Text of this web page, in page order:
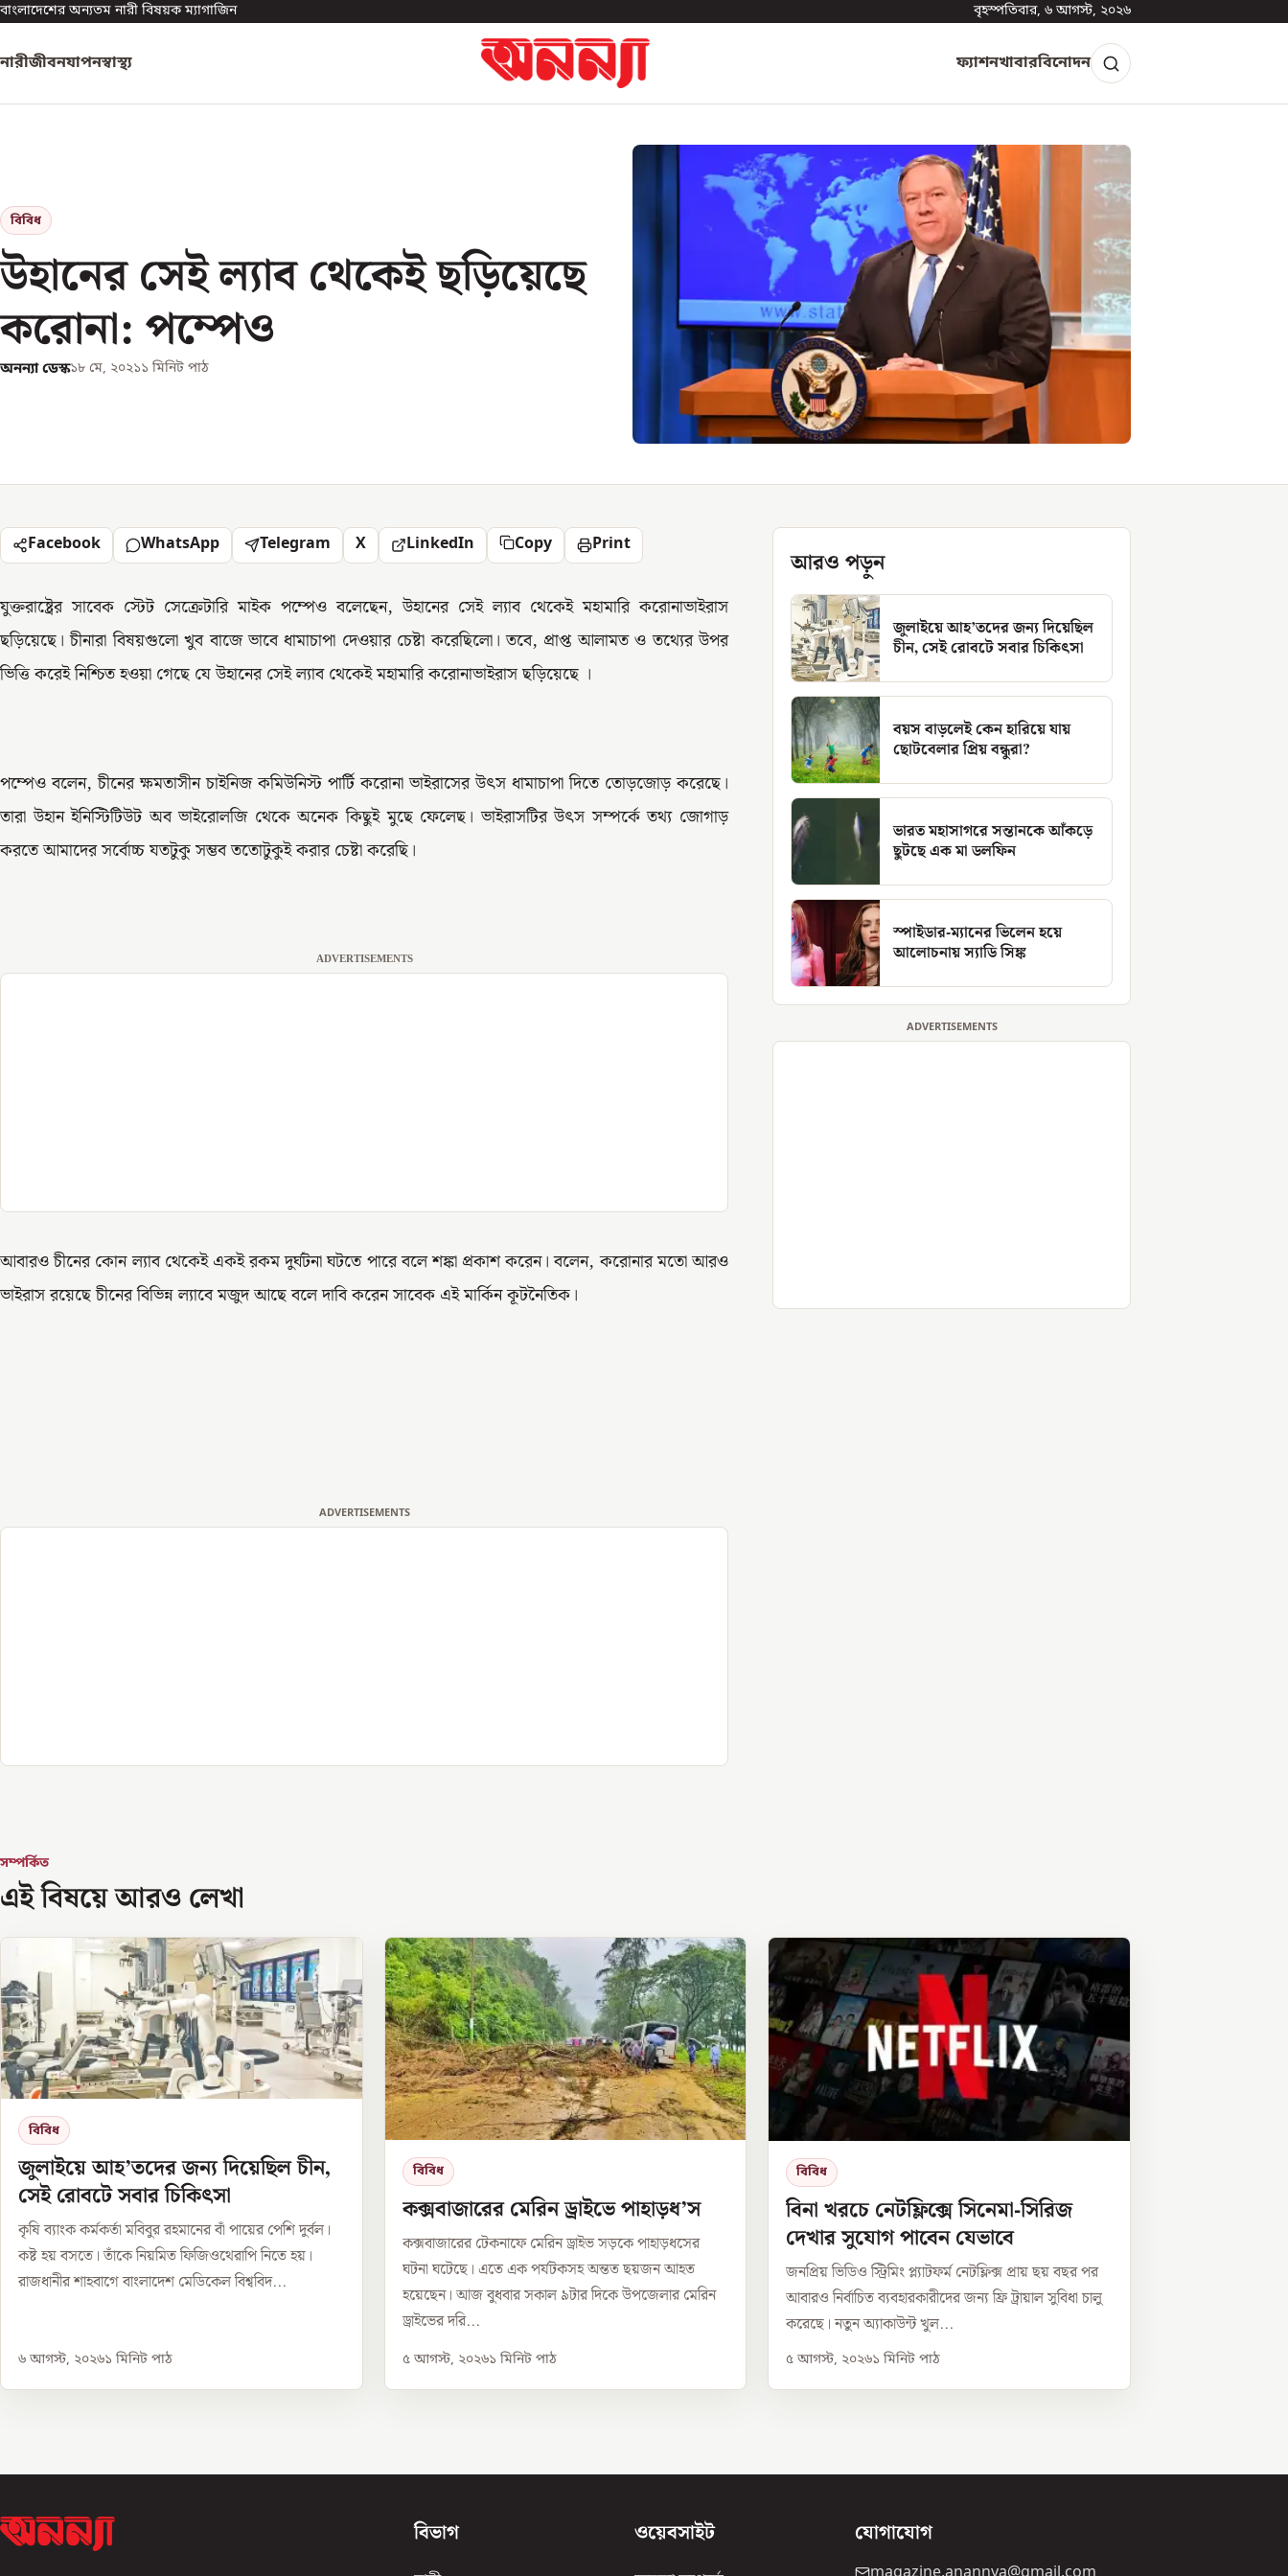
বাংলাদেশের অন্যতম নারী বিষয়ক ম্যাগাজিন বৃহস্পতিবার, ৬ আগস্ট, ২০২৬
নারীজীবনযাপনস্বাস্থ্য ফ্যাশনখাবারবিনোদন
বিবিধ
উহানের সেই ল্যাব থেকেই ছড়িয়েছে
করোনা: পম্পেও
অনন্যা ডেস্ক১৮ মে, ২০২১১ মিনিট পাঠ
Facebook WhatsApp Telegram X LinkedIn Copy Print
যুক্তরাষ্ট্রের সাবেক স্টেট সেক্রেটারি মাইক পম্পেও বলেছেন, উহানের সেই ল্যাব থেকেই মহামারি করোনাভাইরাস
ছড়িয়েছে। চীনারা বিষয়গুলো খুব বাজে ভাবে ধামাচাপা দেওয়ার চেষ্টা করেছিলো। তবে, প্রাপ্ত আলামত ও তথ্যের উপর
ভিত্তি করেই নিশ্চিত হওয়া গেছে যে উহানের সেই ল্যাব থেকেই মহামারি করোনাভাইরাস ছড়িয়েছে ।
পম্পেও বলেন, চীনের ক্ষমতাসীন চাইনিজ কমিউনিস্ট পার্টি করোনা ভাইরাসের উৎস ধামাচাপা দিতে তোড়জোড় করেছে।
তারা উহান ইনিস্টিটিউট অব ভাইরোলজি থেকে অনেক কিছুই মুছে ফেলেছ। ভাইরাসটির উৎস সম্পর্কে তথ্য জোগাড়
করতে আমাদের সর্বোচ্চ যতটুকু সম্ভব ততোটুকুই করার চেষ্টা করেছি।
ADVERTISEMENTS
আবারও চীনের কোন ল্যাব থেকেই একই রকম দুর্ঘটনা ঘটতে পারে বলে শঙ্কা প্রকাশ করেন। বলেন, করোনার মতো আরও
ভাইরাস রয়েছে চীনের বিভিন্ন ল্যাবে মজুদ আছে বলে দাবি করেন সাবেক এই মার্কিন কূটনৈতিক।
ADVERTISEMENTS
আরও পড়ুন
জুলাইয়ে আহ’তদের জন্য দিয়েছিল
চীন, সেই রোবটে সবার চিকিৎসা
বয়স বাড়লেই কেন হারিয়ে যায়
ছোটবেলার প্রিয় বন্ধুরা?
ভারত মহাসাগরে সন্তানকে আঁকড়ে
ছুটছে এক মা ডলফিন
স্পাইডার-ম্যানের ভিলেন হয়ে
আলোচনায় স্যাডি সিঙ্ক
ADVERTISEMENTS
সম্পর্কিত
এই বিষয়ে আরও লেখা
বিবিধ
জুলাইয়ে আহ’তদের জন্য দিয়েছিল চীন,
সেই রোবটে সবার চিকিৎসা
কৃষি ব্যাংক কর্মকর্তা মবিবুর রহমানের বাঁ পায়ের পেশি দুর্বল।
কষ্ট হয় বসতে। তাঁকে নিয়মিত ফিজিওথেরাপি নিতে হয়।
রাজধানীর শাহবাগে বাংলাদেশ মেডিকেল বিশ্ববিদ...
৬ আগস্ট, ২০২৬১ মিনিট পাঠ
বিবিধ
কক্সবাজারের মেরিন ড্রাইভে পাহাড়ধ’স
কক্সবাজারের টেকনাফে মেরিন ড্রাইভ সড়কে পাহাড়ধসের
ঘটনা ঘটেছে। এতে এক পর্যটকসহ অন্তত ছয়জন আহত
হয়েছেন। আজ বুধবার সকাল ৯টার দিকে উপজেলার মেরিন
ড্রাইভের দরি...
৫ আগস্ট, ২০২৬১ মিনিট পাঠ
বিবিধ
বিনা খরচে নেটফ্লিক্সে সিনেমা-সিরিজ
দেখার সুযোগ পাবেন যেভাবে
জনপ্রিয় ভিডিও স্ট্রিমিং প্ল্যাটফর্ম নেটফ্লিক্স প্রায় ছয় বছর পর
আবারও নির্বাচিত ব্যবহারকারীদের জন্য ফ্রি ট্রায়াল সুবিধা চালু
করেছে। নতুন অ্যাকাউন্ট খুল...
৫ আগস্ট, ২০২৬১ মিনিট পাঠ
বিভাগ ওয়েবসাইট যোগাযোগ